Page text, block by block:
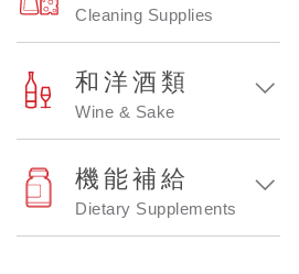
Cleaning Supplies
和洋酒類
Wine & Sake
機能補給
Dietary Supplements